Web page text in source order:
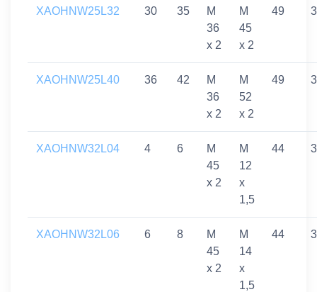
XAOHNW25L32 30 35
M
36
x 2
M
45
x 2
49
XAOHNW25L40 36 42
M
36
x 2
M
52
x 2
49
XAOHNW32L04 4 6
M
45
x 2
M
12
x
1,5
44
XAOHNW32L06 6 8
M
45
x 2
M
14
x
1,5
44